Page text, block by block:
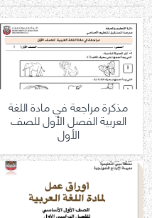
مذكرة مراجعة في مادة اللغة
العربية الفصل الأول للصف
الأول